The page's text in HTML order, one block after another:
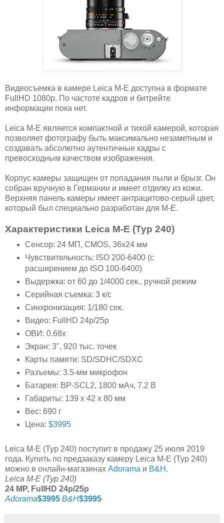
Видеосъемка в камере Leica M-E доступна в формате
FullHD 1080p. По частоте кадров и битрейте
информации пока нет.
Leica M-E является компактной и тихой камерой, которая
позволяет фотографу быть максимально незаметным и
создавать абсолютно аутентичные кадры с
превосходным качеством изображения.
Корпус камеры защищен от попадания пыли и брызг. Он
собран вручную в Германии и имеет отделку из кожи.
Верхняя панель камеры имеет антрацитово-серый цвет,
который был специально разработан для M-E.
Характеристики Leica M-E (Typ 240)
Сенсор: 24 МП, CMOS, 36x24 мм
Чувствительность: ISO 200-6400 (с
расширением до ISO 100-6400)
Выдержка: от 60 до 1/4000 сек., ручной режим
Серийная съемка: 3 к/с
Синхронизация: 1/180 сек.
Видео: FullHD 24p/25p
ОВИ: 0.68x
Экран: 3", 920 тыс. точек
Карты памяти: SD/SDHC/SDXC
Разъемы: 3.5-мм микрофон
Батарея: BP-SCL2, 1800 мАч, 7.2 В
Габариты: 139 x 42 x 80 мм
Вес: 690 г
Цена: $3995
Leica M-E (Typ 240) поступит в продажу 25 июля 2019
года. Купить по предзаказу камеру Leica M-E (Typ 240)
можно в онлайн-магазинах Adorama и B&H .
Leica M-E (Typ 240)
24 MP, FullHD 24p/25p
Adorama$3995 B&H$3995